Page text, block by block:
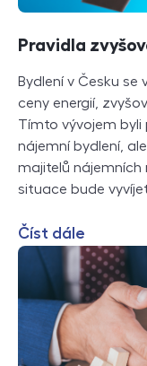
Pravidla
Bydlení v Česku
ceny energií,
Tímto vývojem byli
nájemní bydlení,
majitelů nájemních
situace bude
Číst dále